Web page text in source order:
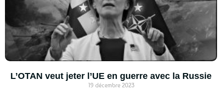
L’OTAN veut jeter l’UE en guerre avec la Russie
19 décembre 2023